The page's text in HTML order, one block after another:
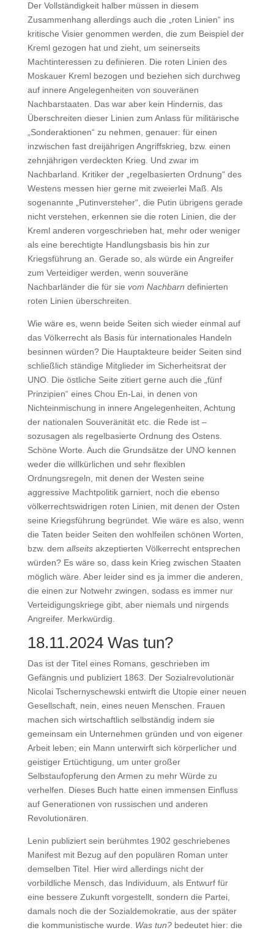
Der Vollständigkeit halber müssen in diesem
Zusammenhang allerdings auch die „roten Linien“ ins
kritische Visier genommen werden, die zum Beispiel der
Kreml gezogen hat und zieht, um seinerseits
Machtinteressen zu definieren. Die roten Linien des
Moskauer Kreml bezogen und beziehen sich durchweg
auf innere Angelegenheiten von souveränen
Nachbarstaaten. Das war aber kein Hindernis, das
Überschreiten dieser Linien zum Anlass für militärische
„Sonderaktionen“ zu nehmen, genauer: für einen
inzwischen fast dreijährigen Angriffskrieg, bzw. einen
zehnjährigen verdeckten Krieg. Und zwar im
Nachbarland. Kritiker der „regelbasierten Ordnung“ des
Westens messen hier gerne mit zweierlei Maß. Als
sogenannte „Putinversteher“, die Putin übrigens gerade
nicht verstehen, erkennen sie die roten Linien, die der
Kreml anderen vorgeschrieben hat, mehr oder weniger
als eine berechtigte Handlungsbasis bis hin zur
Kriegsführung an. Gerade so, als würde ein Angreifer
zum Verteidiger werden, wenn souveräne
Nachbarländer die für sie vom Nachbarn definierten
roten Linien überschreiten.
Wie wäre es, wenn beide Seiten sich wieder einmal auf
das Völkerrecht als Basis für internationales Handeln
besinnen würden? Die Hauptakteure beider Seiten sind
schließlich ständige Mitglieder im Sicherheitsrat der
UNO. Die östliche Seite zitiert gerne auch die „fünf
Prinzipien“ eines Chou En-Lai, in denen von
Nichteinmischung in innere Angelegenheiten, Achtung
der nationalen Souveränität etc. die Rede ist –
sozusagen als regelbasierte Ordnung des Ostens.
Schöne Worte. Auch die Grundsätze der UNO kennen
weder die willkürlichen und sehr flexiblen
Ordnungsregeln, mit denen der Westen seine
aggressive Machtpolitik garniert, noch die ebenso
völkerrechtswidrigen roten Linien, mit denen der Osten
seine Kriegsführung begründet. Wie wäre es also, wenn
die Taten beider Seiten den wohlfeilen schönen Worten,
bzw. dem allseitsakzeptierten Völkerrecht entsprechen
würden? Es wäre so, dass kein Krieg zwischen Staaten
möglich wäre. Aber leider sind es ja immer die anderen,
die einen zur Notwehr zwingen, sodass es immer nur
Verteidigungskriege gibt, aber niemals und nirgends
Angreifer. Merkwürdig.
18.11.2024 Was tun?
Das ist der Titel eines Romans, geschrieben im
Gefängnis und publiziert 1863. Der Sozialrevolutionär
Nicolai Tschernyschewski entwirft die Utopie einer neuen
Gesellschaft, nein, eines neuen Menschen. Frauen
machen sich wirtschaftlich selbständig indem sie
gemeinsam ein Unternehmen gründen und von eigener
Arbeit leben; ein Mann unterwirft sich körperlicher und
geistiger Ertüchtigung, um unter großer
Selbstaufopferung den Armen zu mehr Würde zu
verhelfen. Dieses Buch hatte einen immensen Einfluss
auf Generationen von russischen und anderen
Revolutionären.
Lenin publiziert sein berühmtes 1902 geschriebenes
Manifest mit Bezug auf den populären Roman unter
demselben Titel. Hier wird allerdings nicht der
vorbildliche Mensch, das Individuum, als Entwurf für
eine bessere Zukunft vorgestellt, sondern die Partei,
damals noch die der Sozialdemokratie, aus der später
die kommunistische wurde. Was tun? bedeutet hier: die